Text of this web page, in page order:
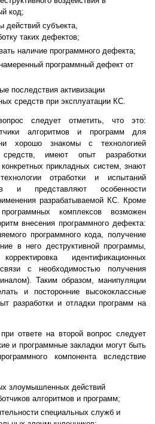
код;
действий субъекта,
таких дефектов;
наличие программного дефекта;
программный дефект от
последствия активизации
средств при эксплуатации КС.
следует отметить, что это:
алгоритмов и программ для
хорошо знакомы с технологией
средств, имеют опыт разработки
прикладных систем, знают
отработки и испытаний
и представляют особенности
разрабатываемой КС. Кроме
комплексов возможен
внесения программного дефекта:
программного кода, получение
в него деструктивной программы,
идентификационных
с необходимостью получения
Таким образом, манипуляции
и посторонние высококлассные
разработки и отладки программ на
ответе на второй вопрос следует
и программные закладки могут быть
компонента вследствие
злоумышленных действий
алгоритмов и программ;
специальных служб и